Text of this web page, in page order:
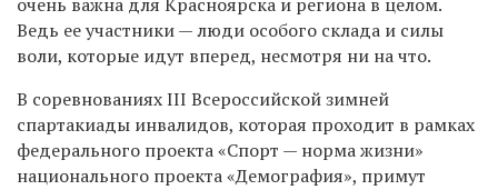
Ведь ее участники — люди особого склада и силы
воли, которые идут вперед, несмотря ни на что.
В соревнованиях III Всероссийской зимней
спартакиады инвалидов, которая проходит в рамках
федерального проекта «Спорт — норма жизни»
национального проекта «Демография», примут